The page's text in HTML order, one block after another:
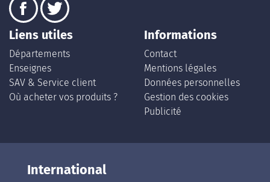
Liens utiles
Départements
Enseignes
SAV & Service client
Où acheter vos produits ?
Informations
Contact
Mentions légales
Données personnelles
Gestion des cookies
Publicité
International